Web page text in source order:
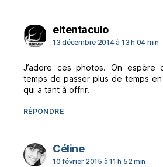
eltentaculodit :
13 décembre 2014 à 13 h 04 min
J’adore ces photos. On espère
temps de passer plus de temps
qui a tant à offrir.
RÉPONDRE
Célinedit :
10 février 2015 à 11 h 52 min